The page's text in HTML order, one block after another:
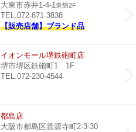
大東市赤井1-4-1東館2F
TEL.072-871-3838
【販売店舗】ブランド品
イオンモール堺鉄砲町店
堺市堺区鉄砲町1 1F
TEL.072-230-4544
都島店
大阪市都島区善源寺町2-3-30